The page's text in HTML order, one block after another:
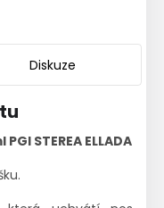
Diskuze
STEREA ELLADA